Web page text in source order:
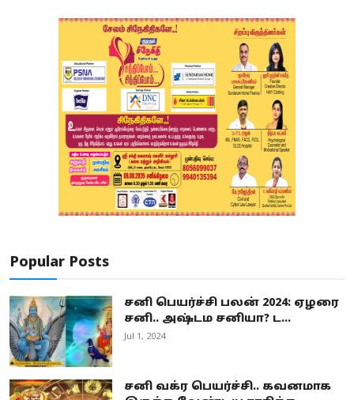
Popular Posts
சனி பெயர்ச்சி பலன் 2024: ஏழரை
சனி.. அஷ்டம சனியா? ட...
Jul 1, 2024
சனி வக்ர பெயர்ச்சி.. கவனமாக